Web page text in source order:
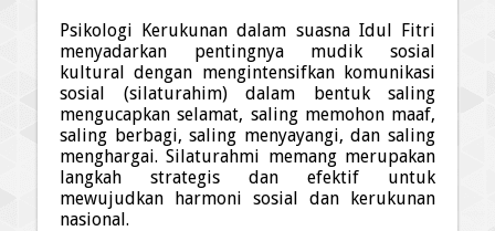
Psikologi Kerukunandalam suasnaIdul Fitri
menyadarkan pentingnya mudik sosial
kultural dengan mengintensifkan komunikasi
sosial (silaturahim) dalam bentuk saling
mengucapkan selamat, saling memohon maaf,
saling berbagi, saling menyayangi, dan saling
menghargai. Silaturahmi memang merupakan
langkah strategis dan efektif untuk
mewujudkan harmoni sosial dan kerukunan
nasional.